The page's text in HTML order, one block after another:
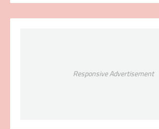
Responsive Advertisement